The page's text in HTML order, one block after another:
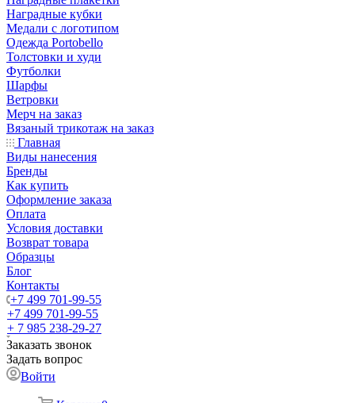
Наградные кубки
Медали с логотипом
Одежда Portobello
Толстовки и худи
Футболки
Шарфы
Ветровки
Мерч на заказ
Вязаный трикотаж на заказ
Главная
Виды нанесения
Бренды
Как купить
Оформление заказа
Оплата
Условия доставки
Возврат товара
Образцы
Блог
Контакты
+7 499 701-99-55
+7 499 701-99-55
+ 7 985 238-29-27
Заказать звонок
Задать вопрос
Войти